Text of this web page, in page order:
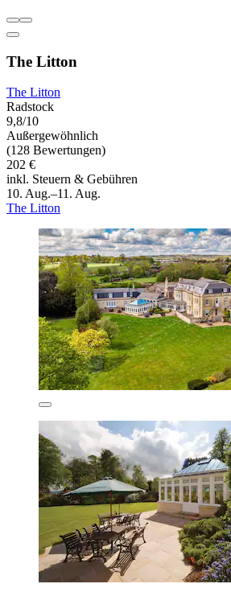
The Litton
The Litton
Radstock
9,8/10
Außergewöhnlich
(128 Bewertungen)
202 €
inkl. Steuern & Gebühren
10. Aug.–11. Aug.
The Litton